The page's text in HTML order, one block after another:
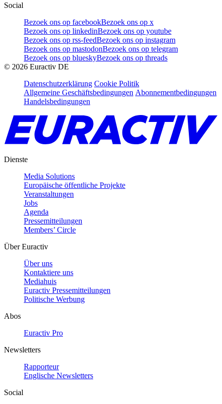
Social
Bezoek ons op facebookBezoek ons op x
Bezoek ons op linkedinBezoek ons op youtube
Bezoek ons op rss-feedBezoek ons op instagram
Bezoek ons op mastodonBezoek ons op telegram
Bezoek ons op blueskyBezoek ons op threads
© 2026 Euractiv DE
Datenschutzerklärung Cookie Politik
Allgemeine Geschäftsbedingungen Abonnementbedingungen
Handelsbedingungen
Dienste
Media Solutions
Europäische öffentliche Projekte
Veranstaltungen
Jobs
Agenda
Pressemitteilungen
Members’ Circle
Über Euractiv
Über uns
Kontaktiere uns
Mediahuis
Euractiv Pressemitteilungen
Politische Werbung
Abos
Euractiv Pro
Newsletters
Rapporteur
Englische Newsletters
Social